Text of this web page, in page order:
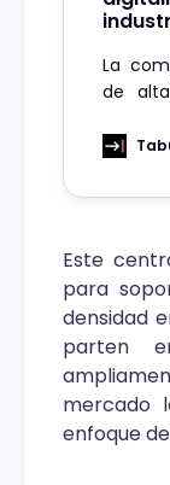
La
de
junto a
Este
para
densidad
parten
mercado
enfoque